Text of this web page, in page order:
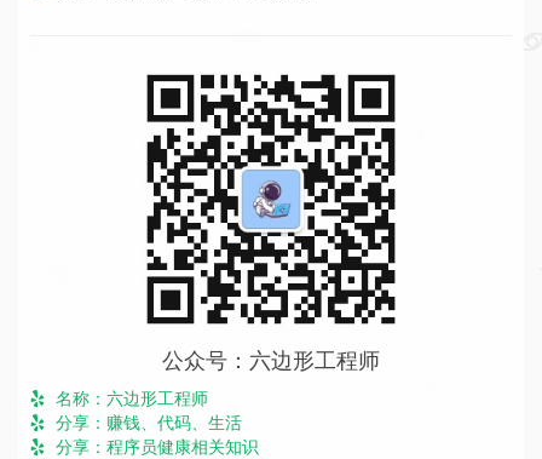
公众号：六边形工程师
名称：六边形工程师
分享：赚钱、代码、生活
分享：程序员健康相关知识